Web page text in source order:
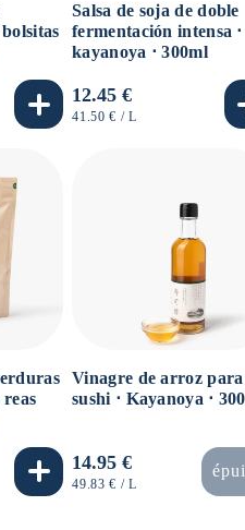
Salsa de soja de doble
fermentación intensa ⋅
kayanoya ⋅ 300ml
Precio
habitual
12.45 €
PRECIO
41.50 € / POR
L
reas
Vinagre de arroz para
sushi ⋅ Kayanoya ⋅
Precio
habitual
14.95 €
PRECIO
49.83 € / POR
L